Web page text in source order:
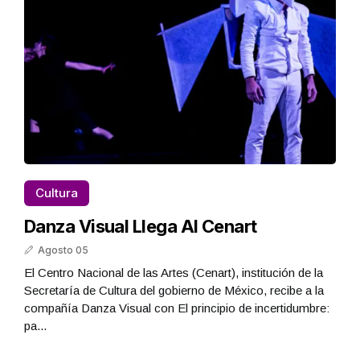
Cultura
Danza Visual Llega Al Cenart
Agosto 05
El Centro Nacional de las Artes (Cenart), institución de la
Secretaría de Cultura del gobierno de México, recibe a la
compañía Danza Visual con El principio de incertidumbre:
pa...